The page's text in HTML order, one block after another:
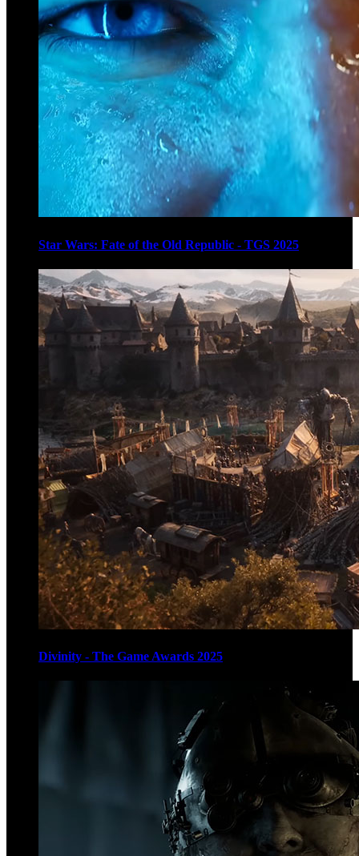
Star Wars: Fate of the Old Republic - TGS 2025
Divinity - The Game Awards 2025